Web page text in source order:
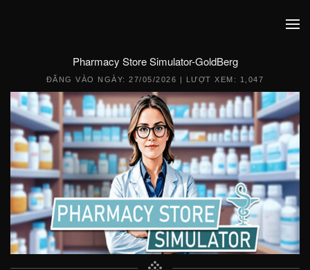
Pharmacy Store Simulator-GoldBerg
ĐĂNG VÀO NGÀY:27/05/2026 | LƯỢT XEM: 1,047